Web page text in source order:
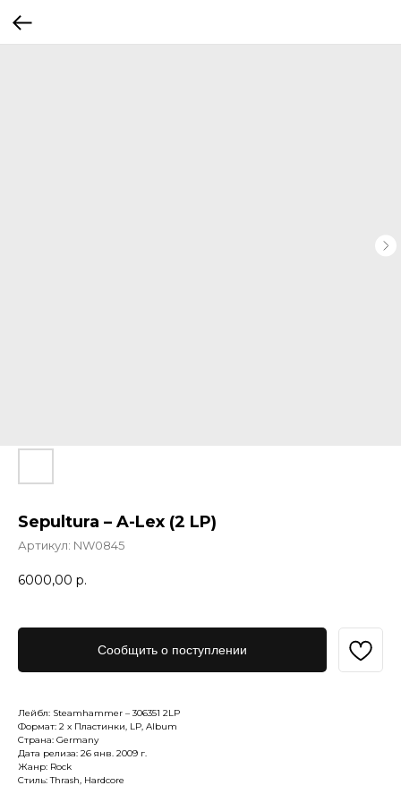
Sepultura – A-Lex (2 LP)
Артикул: NW0845
6000,00 р.
Сообщить о поступлении
Лейбл: Steamhammer – 306351 2LP
Формат: 2 x Пластинки, LP, Album
Страна: Germany
Дата релиза: 26 янв. 2009 г.
Жанр: Rock
Стиль: Thrash, Hardcore